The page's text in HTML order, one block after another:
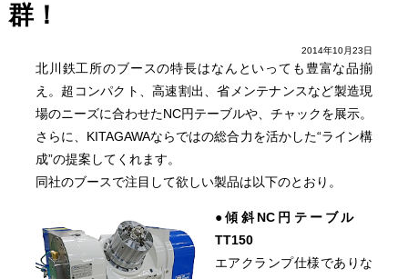
群！
2014年10月23日
北川鉄工所のブースの特長はなんといっても豊富な品揃
え。超コンパクト、高速割出、省メンテナンスなど製造現
場のニーズに合わせたNC円テーブルや、チャックを展示。
さらに、KITAGAWAならではの総合力を活かした“ライン構
成”の提案してくれます。
同社のブースで注目して欲しい製品は以下のとおり。
●傾斜NC円テーブル
TT150
エアクランプ仕様でありな